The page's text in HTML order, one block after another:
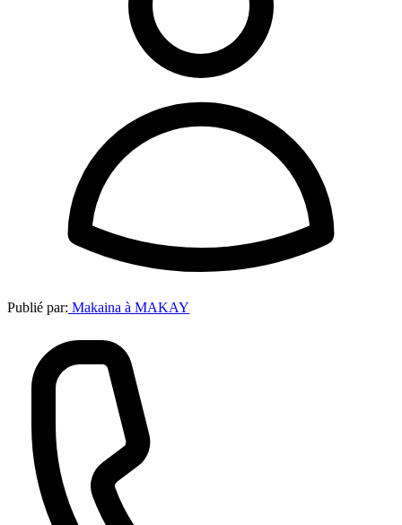
Publié par: Makaina à MAKAY